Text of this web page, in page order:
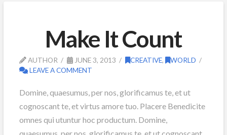
Make It Count
AUTHOR JUNE 3, 2013 CREATIVE, WORLD
LEAVE A COMMENT
Domine, quaesumus, per nos, glorificamus te, et ut
cognoscant te, et virtus amore tuo. Placere Benedicite
omnes qui utuntur hoc productum. Domine,